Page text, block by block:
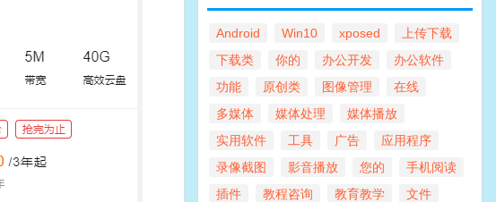
Android Win10 xposed
上传下载
下载类
你的 办公开发
办公软件
功能
原创类 图像管理
在线
多媒体
媒体处理
媒体播放
实用软件
工具 广告
应用程序
录像截图
影音播放 您的
手机阅读
插件
教程咨询 教育教学
文件